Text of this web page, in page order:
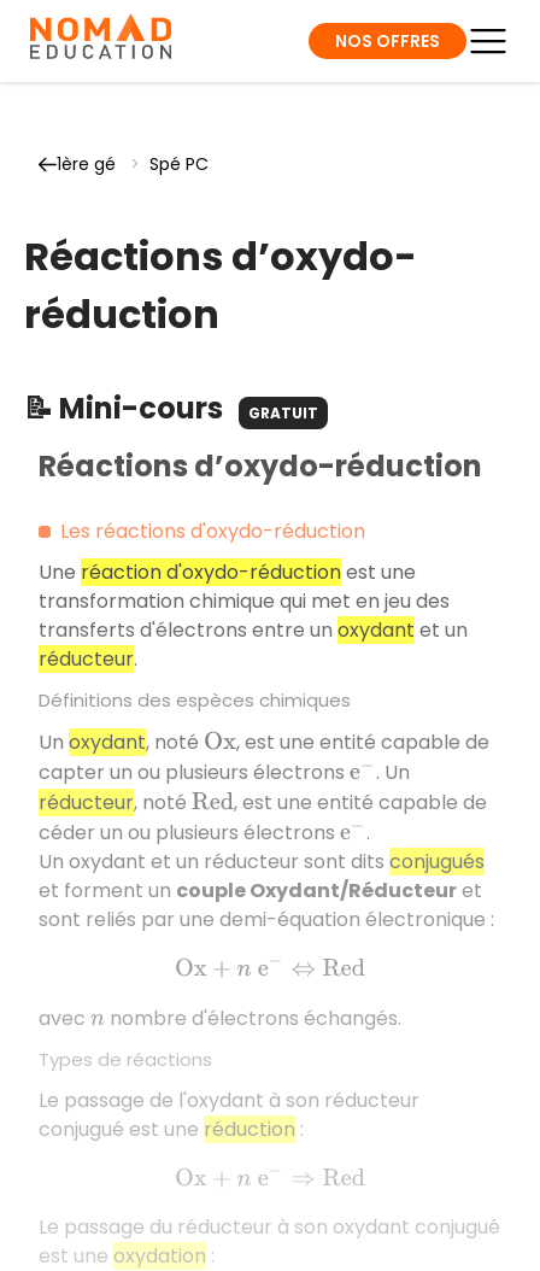
NOS OFFRES
1ère gé > Spé PC
Réactions d’oxydo-
réduction
📝 Mini-cours GRATUIT
Réactions d’oxydo-réduction
Les réactions d'oxydo-réduction
Une réaction d'oxydo-réductionest une
transformation chimique qui met en jeu des
transferts d'électrons entre un oxydant et un
réducteur.
Définitions des espèces chimiques
Un oxydant, noté Ox , est une entité capable de
capter un ou plusieurs électrons e−. Un
réducteur, noté Red , est une entité capable de
céder un ou plusieurs électrons e− .
Un oxydant et un réducteur sont dits conjugués
et forment un couple Oxydant/Réducteuret
sont reliés par une demi-équation électronique :
Ox+n e− ⇔Red
avec n nombre d'électrons échangés.
Types de réactions
Le passage de l'oxydant à son réducteur
conjugué est une réduction :
Ox +n e ⇒Re d
Le passage du réducteur à son oxydant conjugué
est une oxydation :